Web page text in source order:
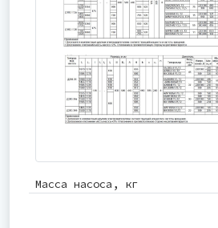
Масса насоса, кг